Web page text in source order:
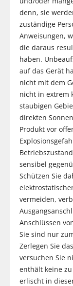
denn, sie
zuständige
Anweisungen,
die daraus
haben.
auf das Gerät
nicht mit dem
nicht in extrem
staubigen
direkten
Produkt vor
sensibel
Schützen Sie
vermeiden,
Anschlüssen
Sie sind nur
Zerlegen Sie
versuchen Sie
enthält keine
erlischt in